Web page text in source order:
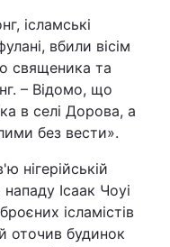
ісламські
вбили вісім
священика та
– Відомо, що
в селі Дорова, а
без вести».
нігерійській
Ісаак Чоуі
ісламістів
оточив будинок